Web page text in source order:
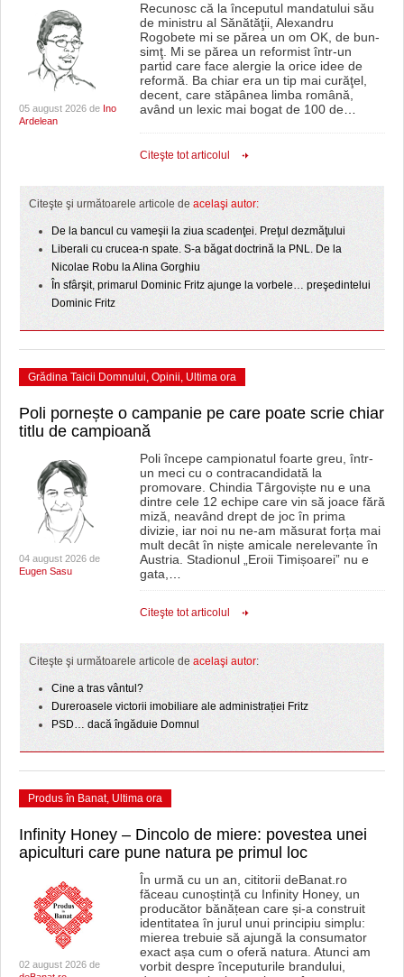
05 august 2026 de Ino
Ardelean
Recunosc că la începutul mandatului său
de ministru al Sănătăţii, Alexandru
Rogobete mi se părea un om OK, de bun-
simţ. Mi se părea un reformist într-un
partid care face alergie la orice idee de
reformă. Ba chiar era un tip mai curăţel,
decent, care stăpânea limba română,
având un lexic mai bogat de 100 de…
Citeşte tot articolul
Citeşte şi următoarele articole de acelaşi autor:
De la bancul cu vameşii la ziua scadenţei. Preţul dezmăţului
Liberali cu crucea-n spate. S-a băgat doctrină la PNL. De la
Nicolae Robu la Alina Gorghiu
În sfârşit, primarul Dominic Fritz ajunge la vorbele… preşedintelui
Dominic Fritz
Grădina Taicii Domnului, Opinii, Ultima ora
Poli pornește o campanie pe care poate scrie chiar
titlu de campioană
04 august 2026 de
Eugen Sasu
Poli începe campionatul foarte greu, într-
un meci cu o contracandidată la
promovare. Chindia Târgoviște nu e una
dintre cele 12 echipe care vin să joace fără
miză, neavând drept de joc în prima
divizie, iar noi nu ne-am măsurat forța mai
mult decât în niște amicale nerelevante în
Austria. Stadionul „Eroii Timișoarei” nu e
gata,…
Citeşte tot articolul
Citeşte şi următoarele articole de acelaşi autor:
Cine a tras vântul?
Dureroasele victorii imobiliare ale administrației Fritz
PSD… dacă îngăduie Domnul
Produs în Banat, Ultima ora
Infinity Honey – Dincolo de miere: povestea unei
apiculturi care pune natura pe primul loc
02 august 2026 de
În urmă cu un an, cititorii deBanat.ro
făceau cunoștință cu Infinity Honey, un
producător bănățean care și-a construit
identitatea în jurul unui principiu simplu:
mierea trebuie să ajungă la consumator
exact așa cum o oferă natura. Atunci am
vorbit despre începuturile brandului,